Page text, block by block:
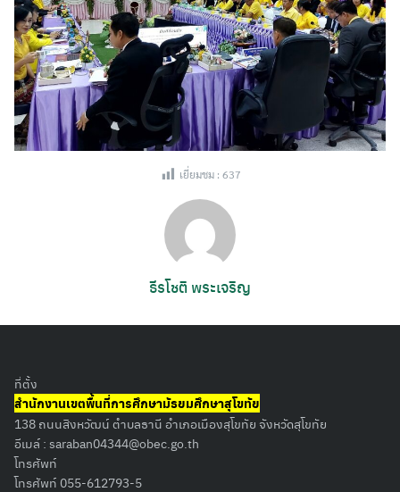
Search
for:
เยี่ยมชม : 637
ธีรโชติ พระเจริญ
ที่ตั้ง
สำนักงานเขตพื้นที่การศึกษามัธยมศึกษาสุโขทัย
138 ถนนสิงหวัฒน์ ตำบลธานี อำเภอเมืองสุโขทัย จังหวัดสุโขทัย
อีเมล์ : saraban04344@obec.go.th
โทรศัพท์
โทรศัพท์ 055-612793-5